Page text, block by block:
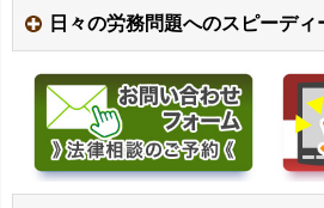
日々の労務問題へのスピーディ